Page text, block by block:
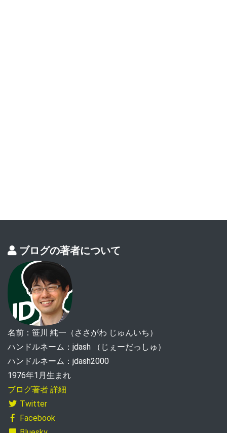
ブログの著者について
名前：笹川 純一（ささがわ じゅんいち）
ハンドルネーム：jdash （じぇーだっしゅ）
ハンドルネーム：jdash2000
1976年1月生まれ
ブログ著者 詳細
Twitter
Facebook